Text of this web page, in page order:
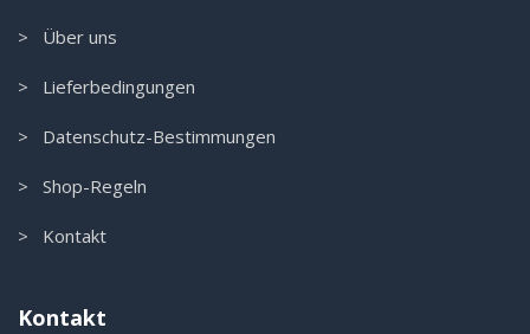
> Über uns
> Lieferbedingungen
> Datenschutz-Bestimmungen
> Shop-Regeln
> Kontakt
Kontakt